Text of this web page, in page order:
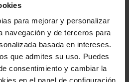
para mejorar y personalizar
navegación y de terceros para
basada en intereses.
que admites su uso. Puedes
consentimiento y cambiar la
potencia y bajo
Audi A3 Sedan
, un vehículo
elegante y sofisticado,
un toque distintivo.
con avanzadas